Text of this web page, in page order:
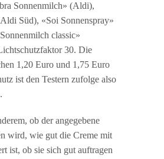
Sonnenmilch» (Aldi),
Süd), «Soi Sonnenspray»
classic»
30. Die
1,20 Euro und 1,75 Euro
ist den Testern zufolge also
ob der angegebene
wird, wie gut die Creme mit
ist, ob sie sich gut auftragen